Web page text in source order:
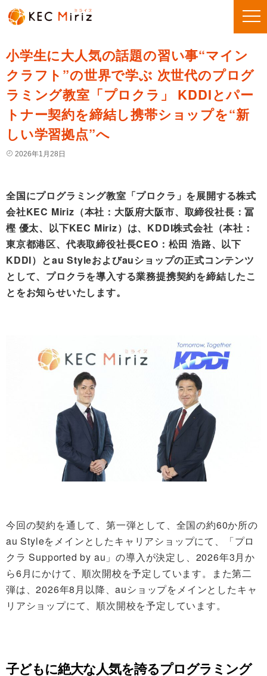
小学生に大人気の話題の習い事“マイン
クラフト”の世界で学ぶ 次世代のプログ
ラミング教室「プロクラ」 KDDIとパー
トナー契約を締結し携帯ショップを“新
しい学習拠点”へ
2026年1月28日
全国にプログラミング教室「プロクラ」を展開する株式
会社KEC Miriz（本社：大阪府大阪市、取締役社長：冨
樫 優太、以下KEC Miriz）は、KDDI株式会社（本社：
東京都港区、代表取締役社長CEO：松田 浩路、以下
KDDI）とau Styleおよびauショップの正式コンテンツ
として、プロクラを導入する業務提携契約を締結したこ
とをお知らせいたします。
今回の契約を通して、第一弾として、全国の約60か所の
au Styleをメインとしたキャリアショップにて、「プロ
クラ Supported by au」の導入が決定し、2026年3月か
ら6月にかけて、順次開校を予定しています。また第二
弾は、2026年8月以降、auショップをメインとしたキャ
リアショップにて、順次開校を予定しています。
子どもに絶大な人気を誇るプログラミング